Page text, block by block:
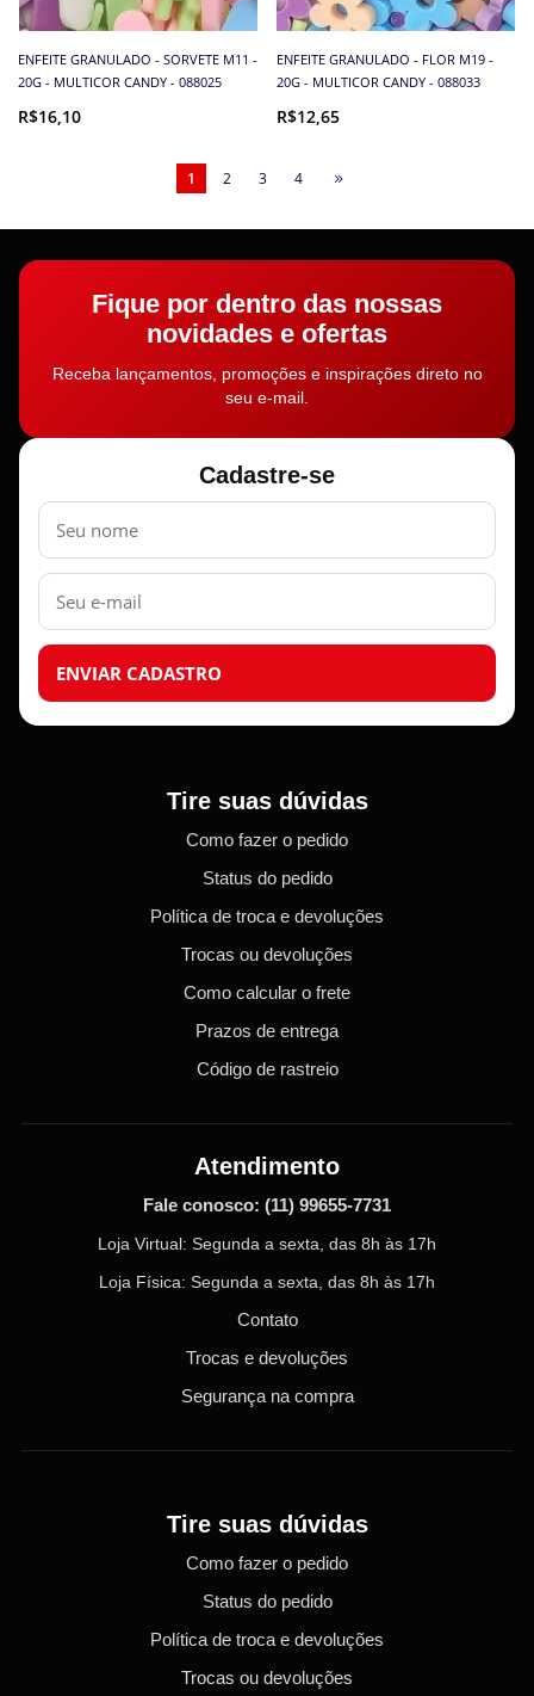
ENFEITE GRANULADO - SORVETE M11 -
20G - MULTICOR CANDY - 088025
R$16,10
ENFEITE GRANULADO - FLOR M19 -
20G - MULTICOR CANDY - 088033
R$12,65
1 2 3 4
Fique por dentro das nossas
novidades e ofertas
Receba lançamentos, promoções e inspirações direto no
seu e-mail.
Cadastre-se
Nome
E-
mail
ENVIAR CADASTRO
Tire suas dúvidas
Como fazer o pedido
Status do pedido
Política de troca e devoluções
Trocas ou devoluções
Como calcular o frete
Prazos de entrega
Código de rastreio
Atendimento
Fale conosco: (11) 99655-7731
Loja Virtual: Segunda a sexta, das 8h às 17h
Loja Física: Segunda a sexta, das 8h às 17h
Contato
Trocas e devoluções
Segurança na compra
Tire suas dúvidas
Como fazer o pedido
Status do pedido
Política de troca e devoluções
Trocas ou devoluções